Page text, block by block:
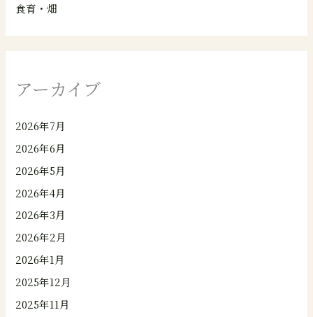
食育・畑
アーカイブ
2026年7月
2026年6月
2026年5月
2026年4月
2026年3月
2026年2月
2026年1月
2025年12月
2025年11月